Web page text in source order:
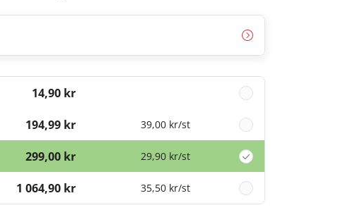
14,90 kr
194,99 kr 39,00 kr/st
299,00 kr 29,90 kr/st
1 064,90 kr 35,50 kr/st